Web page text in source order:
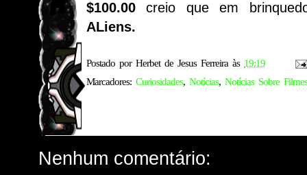
$100.00 creio que em
ALiens.
Postado por Herbet de Jesus Ferreira às 19:19
Marcadores: Curiosidades, Notícias, Notícias Sobre Filmes
Nenhum comentário: